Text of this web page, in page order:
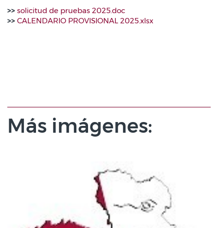
>> solicitud de pruebas 2025.doc
>> CALENDARIO PROVISIONAL 2025.xlsx
Más imágenes: